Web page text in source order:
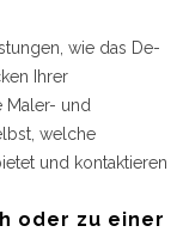
wie das De-
Ihrer
Maler- und
welche
und kontaktieren
oder zu einer